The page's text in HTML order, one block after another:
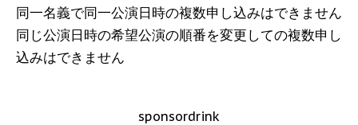
同一名義で同一公演日時の複数申し込みはできません
同じ公演日時の希望公演の順番を変更しての複数申し
込みはできません
sponsordrink